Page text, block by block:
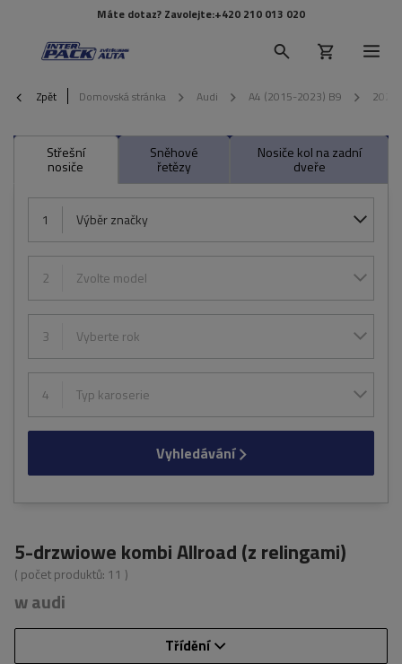
Máte dotaz? Zavolejte:+420 210 013 020
Zpět Domovská stránka Audi A4 (2015-2023) B9 2020
Střešní
nosiče
Sněhové
řetězy
Nosiče kol na zadní
dveře
1 Výběr značky
2 Zvolte model
3 Vyberte rok
4 Typ karoserie
Vyhledávání
5-drzwiowe kombi Allroad (z relingami)
( počet produktů: 11 )
w audi
Třídění